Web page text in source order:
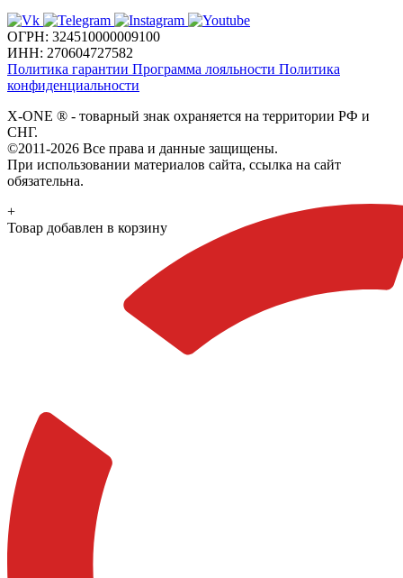
ОГРН: 324510000009100
ИНН: 270604727582
Политика гарантии Программа лояльности Политика
конфиденциальности
X-ONE ® - товарный знак охраняется на территории РФ и
СНГ.
©2011-2026 Все права и данные защищены.
При использовании материалов сайта, ссылка на сайт
обязательна.
+
Товар добавлен в корзину